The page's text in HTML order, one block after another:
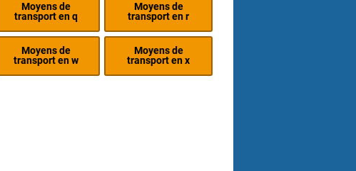
Moyens de
transport en q
Moyens de
transport en r
Moyens de
transport en w
Moyens de
transport en x